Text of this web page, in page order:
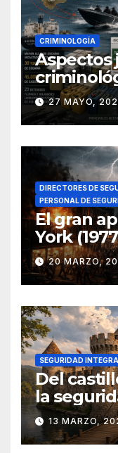
CRIMINOLOGÍA
Aspectos
lucha
en el sur
27 MAYO,
DIRECTORES DE
PERSONAL DE
El gran
York
20 MARZO,
SEGURIDAD
Del
la
13 MARZO,